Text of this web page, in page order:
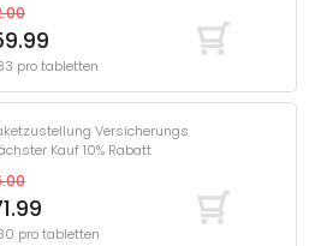
pro tabletten
Versicherungs
Kauf 10% Rabatt
pro tabletten